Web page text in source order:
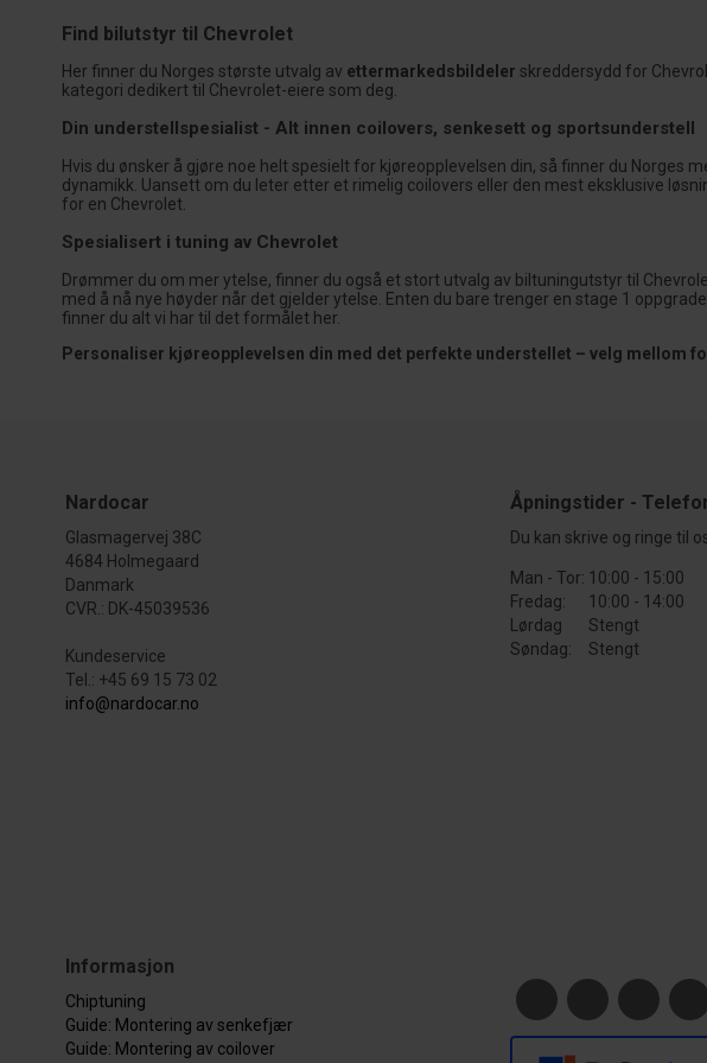
Find bilutstyr til Chevrolet
Her finner du Norges største utvalg av ettermarkedsbildeler skreddersydd for
kategori dedikert til Chevrolet-eiere som deg.
Din understellspesialist - Alt innen coilovers, senkesett og sportsunderstell
Hvis du ønsker å gjøre noe helt spesielt for kjøreopplevelsen din, så finner du Norges
dynamikk. Uansett om du leter etter et rimelig coilovers eller den mest eksklusive
for en Chevrolet.
Spesialisert i tuning av Chevrolet
Drømmer du om mer ytelse, finner du også et stort utvalg av biltuningutstyr til
med å nå nye høyder når det gjelder ytelse. Enten du bare trenger en stage 1
finner du alt vi har til det formålet her.
Personaliser kjøreopplevelsen din med det perfekte understellet – velg mellom
Nardocar
Glasmagervej 38C
4684 Holmegaard
Danmark
CVR.: DK-45039536
Kundeservice
Tel.: +45 69 15 73 02
info@nardocar.no
Åpningstider -
Du kan skrive og ringe til
Man - Tor: 10:00 - 15:00
Fredag:
10:00 - 14:00
Lørdag
Stengt
Søndag:
Stengt
Informasjon
Chiptuning
Guide: Montering av senkefjær
Guide: Montering av coilover